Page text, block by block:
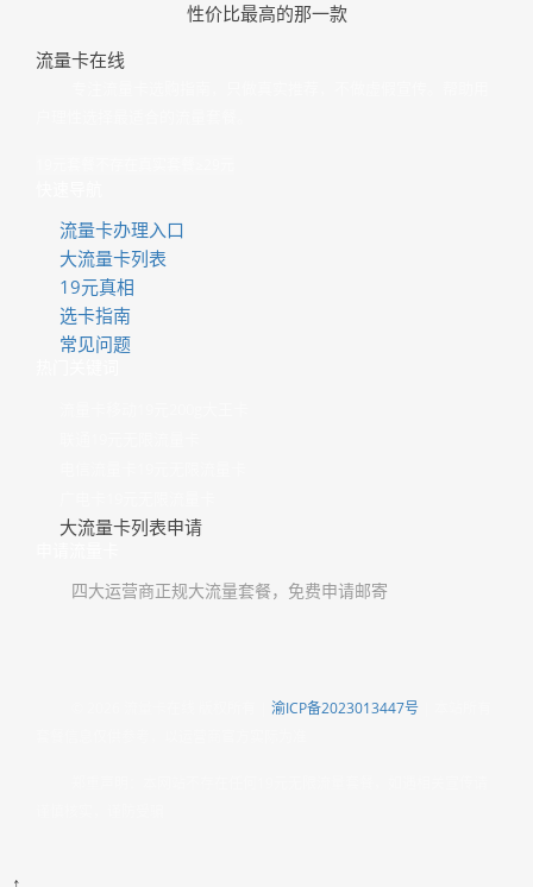
性价比最高的那一款
流量卡在线
流量卡办理入口
大流量卡列表
19元真相
选卡指南
常见问题
大流量卡列表申请
四大运营商正规大流量套餐，免费申请邮寄
渝ICP备2023013447号